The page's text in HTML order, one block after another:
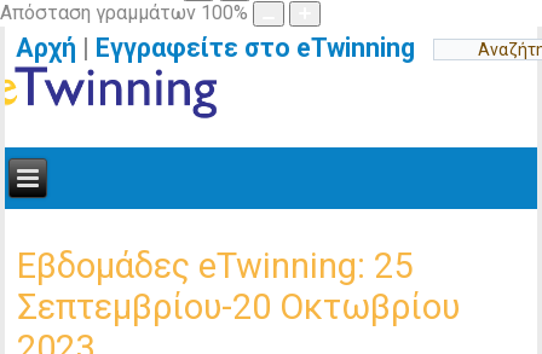
Απόσταση γραμμάτων 100%
Αρχή | Εγγραφείτε στο eTwinning
Εβδομάδες eTwinning: 25
Σεπτεμβρίου-20 Οκτωβρίου